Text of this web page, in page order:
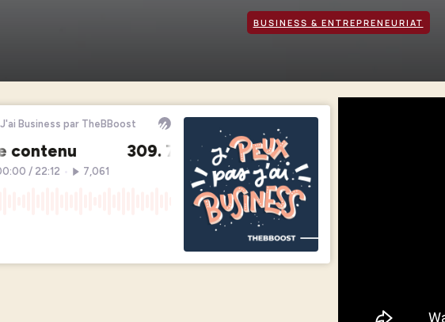
BUSINESS & ENTREPRENEURIAT